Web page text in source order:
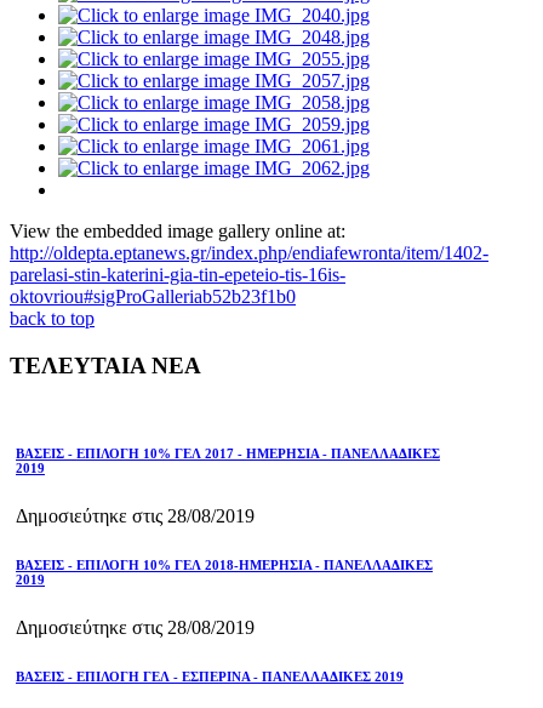
View the embedded image gallery online at:
http://oldepta.eptanews.gr/index.php/endiafewronta/item/1402-
parelasi-stin-katerini-gia-tin-epeteio-tis-16is-
oktovriou#sigProGalleriab52b23f1b0
back to top
ΤΕΛΕΥΤΑΙΑ ΝΕΑ
ΒΑΣΕΙΣ - ΕΠΙΛΟΓΗ 10% ΓΕΛ 2017 - ΗΜΕΡΗΣΙΑ - ΠΑΝΕΛΛΑΔΙΚΕΣ
2019
Δημοσιεύτηκε στις 28/08/2019
ΒΑΣΕΙΣ - ΕΠΙΛΟΓΗ 10% ΓΕΛ 2018-ΗΜΕΡΗΣΙΑ - ΠΑΝΕΛΛΑΔΙΚΕΣ
2019
Δημοσιεύτηκε στις 28/08/2019
ΒΑΣΕΙΣ - ΕΠΙΛΟΓΗ ΓΕΛ - ΕΣΠΕΡΙΝΑ - ΠΑΝΕΛΛΑΔΙΚΕΣ 2019